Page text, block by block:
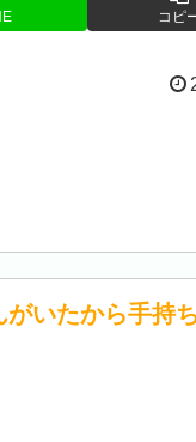
コピ
いたから手持